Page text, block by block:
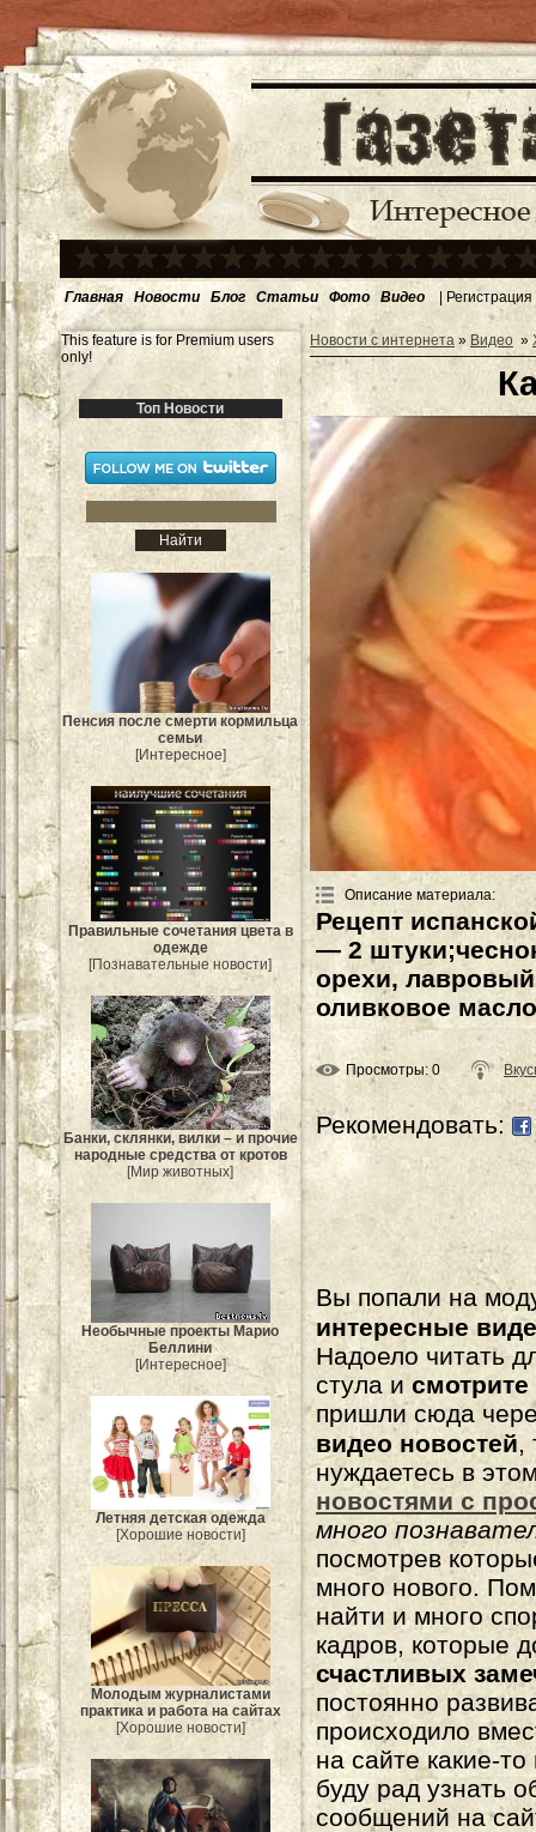
Главная Новости Блог Статьи Фото Видео | Регистрация
This feature is for Premium users
only!
Топ Новости
Пенсия после смерти кормильца
семьи
[Интересное]
Правильные сочетания цвета в
одежде
[Познавательные новости]
Банки, склянки, вилки – и прочие
народные средства от кротов
[Мир животных]
Необычные проекты Марио
Беллини
[Интересное]
Летняя детская одежда
[Хорошие новости]
Молодым журналистами
практика и работа на сайтах
[Хорошие новости]
Новости с интернета » Видео »
Описание материала:
Рецепт
— 2
орехи,
оливковое
Просмотры: 0
Рекомендовать:
Вы попали на
интересные
Надоело читать
стула и
пришли сюда
видео новостей,
нуждаетесь в
новостями с
много
посмотрев
много нового.
найти и много
кадров, которые
счастливых
постоянно
происходило
на сайте какие-
буду рад узнать
сообщений на